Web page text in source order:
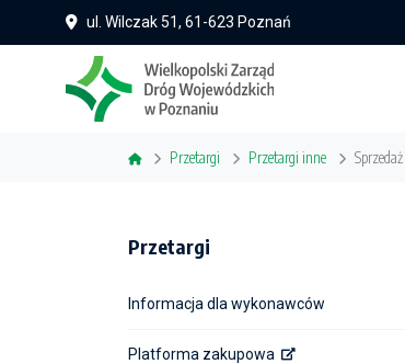
ul. Wilczak 51, 61-623 Poznań
Przetargi Przetargi inne
Przetargi
Informacja dla wykonawców
Platforma zakupowa